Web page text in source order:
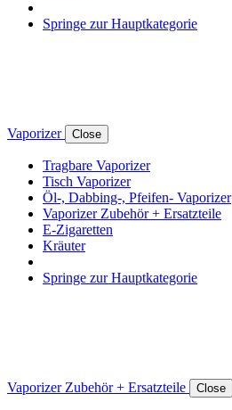
Springe zur Hauptkategorie
Vaporizer Close
Tragbare Vaporizer
Tisch Vaporizer
Öl-, Dabbing-, Pfeifen- Vaporizer
Vaporizer Zubehör + Ersatzteile
E-Zigaretten
Kräuter
Springe zur Hauptkategorie
Vaporizer Zubehör + Ersatzteile Close